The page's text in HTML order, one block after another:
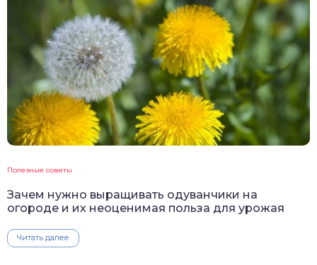
Полезные советы
Зачем нужно выращивать одуванчики на
огороде и их неоценимая польза для урожая
Читать далее